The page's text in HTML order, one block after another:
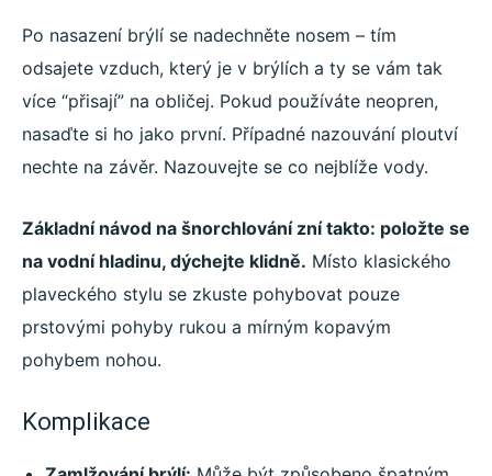
Po nasazení brýlí se nadechněte nosem – tím
odsajete vzduch, který je v brýlích a ty se vám tak
více “přisají” na obličej. Pokud používáte neopren,
nasaďte si ho jako první. Případné nazouvání ploutví
nechte na závěr. Nazouvejte se co nejblíže vody.
Základní návod na šnorchlování zní takto: položte se
na vodní hladinu, dýchejte klidně. Místo klasického
plaveckého stylu se zkuste pohybovat pouze
prstovými pohyby rukou a mírným kopavým
pohybem nohou.
Komplikace